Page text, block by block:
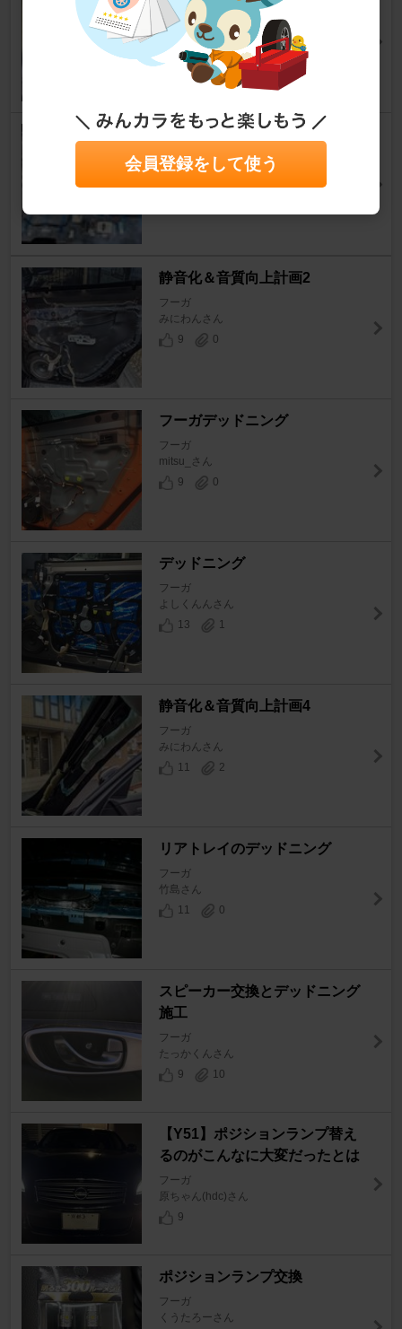
フーガ
みにわんさん
7
0
天井のデッドニング（その２）
フーガ
がおちゃんさん
静音化＆音質向上計画2
フーガ
みにわんさん
9
0
フーガデッドニング
フーガ
mitsu_さん
9
0
デッドニング
フーガ
よしくんんさん
13
1
静音化＆音質向上計画4
フーガ
みにわんさん
11
2
リアトレイのデッドニング
フーガ
竹島さん
11
0
スピーカー交換とデッドニング
施工
フーガ
たっかくんさん
9
10
【Y51】ポジションランプ替え
るのがこんなに大変だったとは
フーガ
原ちゃん(hdc)さん
9
ポジションランプ交換
フーガ
くうたろーさん
会員登録をして使う